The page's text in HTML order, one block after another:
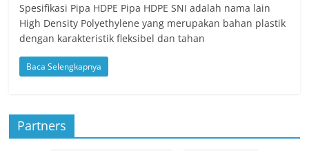
Spesifikasi Pipa HDPE Pipa HDPE SNI adalah nama lain
High Density Polyethylene yang merupakan bahan plastik
dengan karakteristik fleksibel dan tahan
Baca Selengkapnya
Partners